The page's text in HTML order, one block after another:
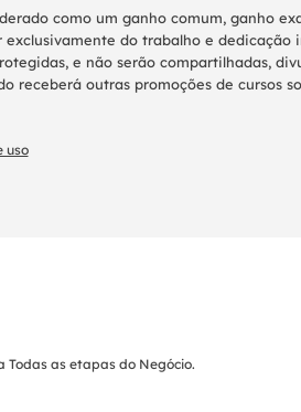
como um ganho comum, ganho
exclusivamente do trabalho e dedicação
e não serão compartilhadas,
receberá outras promoções de cursos
uso
Todas as etapas do Negócio.